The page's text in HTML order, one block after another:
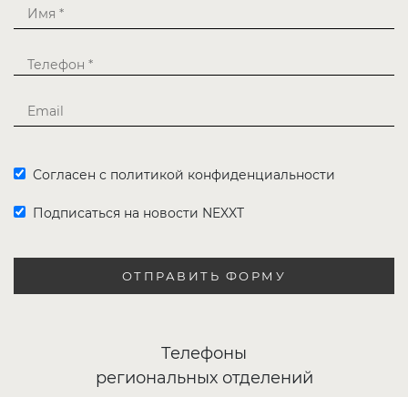
Согласен с политикой конфиденциальности
Подписаться на новости NEXXT
ОТПРАВИТЬ ФОРМУ
Телефоны
региональных отделений